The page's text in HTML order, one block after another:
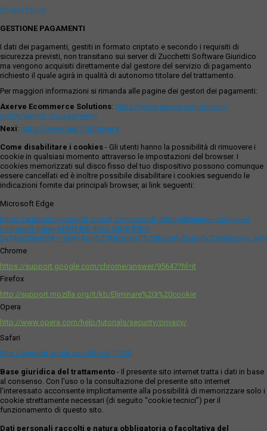
Privacy Policy
GESTIONE PAGAMENTI
I dati dei pagamenti, gestiti in formato criptato e secondo i requisiti di
sicurezza previsti, non transitano sui server di Zucchetti Software Giuridico
ma vengono acquisiti direttamente dal gestore del servizio di pagamento
richiesto il quale agirà in qualità di autonomo titolare del trattamento.
Per maggiori informazioni si rimanda alle pagine dei gestori dei pagamenti:
Axerve Ecommerce Solutions: https://www.axerve.com/privacy-
policy/servizi-di-pagamento
Nexi: https://www.nexi.it/it/privacy
Come disabilitare i cookies - Gli utenti hanno la possibilità di rimuovere i
cookie in qualsiasi momento attraverso le impostazioni del browser. I
cookies memorizzati sul disco fisso del tuo dispositivo possono comunque
essere cancellati ed è inoltre possibile disabilitare i cookies seguendo le
indicazioni fornite dai principali browser, ai link seguenti:
Microsoft Edge
https://support.microsoft.com/it-it/microsoft-edge/eliminare-i-cookie-in-
microsoft-edge-63947406-40ac-c3b8-57b9-
Chrome
https://support.google.com/chrome/answer/95647?hl=it
Firefox
http://support.mozilla.org/it/kb/Eliminare%20i%20cookie
Opera
http://www.opera.com/help/tutorials/security/privacy/
Safari
http://support.apple.com/kb/ph11920
Base giuridica del trattamento - Il presente sito internet tratta i dati in base
al consenso. Con l'uso o la consultazione del presente sito internet
l’interessato acconsente implicitamente alla possibilità di memorizzare solo i
cookie strettamente necessari (di seguito “cookie tecnici”) per il
funzionamento di questo sito.
Dati personali raccolti e natura obbligatoria o facoltativa del